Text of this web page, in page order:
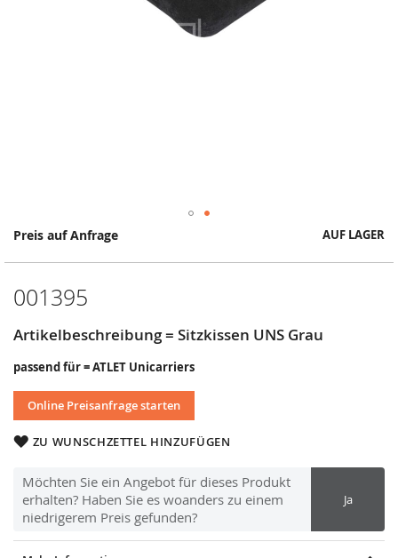
Preis auf Anfrage AUF LAGER
001395
Artikelbeschreibung = Sitzkissen UNS Grau
passend für = ATLET Unicarriers
Online Preisanfrage starten
ZU WUNSCHZETTEL HINZUFÜGEN
Möchten Sie ein Angebot für dieses Produkt
erhalten? Haben Sie es woanders zu einem
niedrigerem Preis gefunden?
Ja
Springe
Anfang
Bildergalerie